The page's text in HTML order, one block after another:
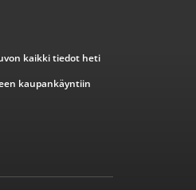
kaikki tiedot heti
kaupankäyntiin